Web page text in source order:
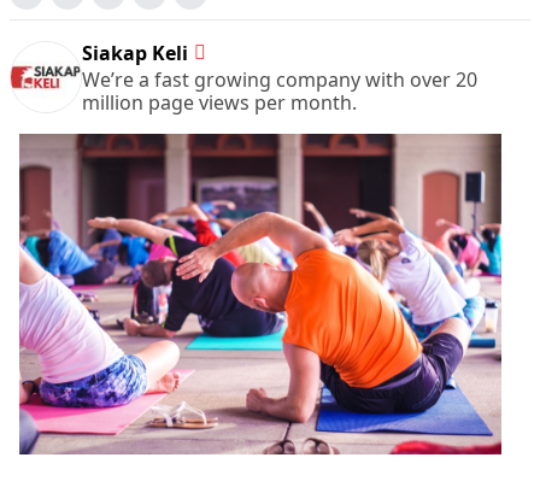
Siakap Keli
We’re a fast growing company with over 20
million page views per month.